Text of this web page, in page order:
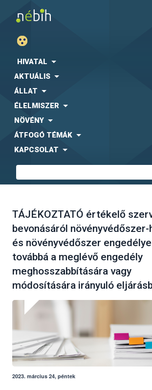
HIVATAL
AKTUÁLIS
ÁLLAT
ÉLELMISZER
NÖVÉNY
ÁTFOGÓ TÉMÁK
KAPCSOLAT
TÁJÉKOZTATÓ értékelő
bevonásáról növényvédőszer-
és növényvédőszer
továbbá a meglévő engedély
meghosszabbítására vagy
módosítására irányuló
2023. március 24, péntek